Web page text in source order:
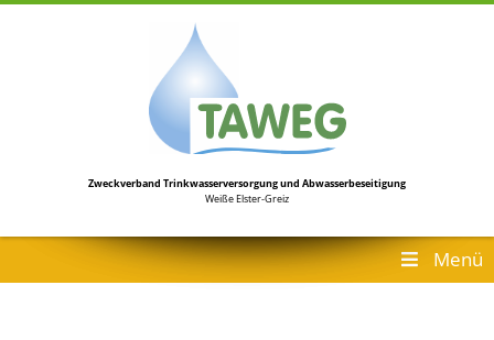
Zweckverband Trinkwasserversorgungund Abwasserbeseitigung
Weiße Elster-Greiz
Menü